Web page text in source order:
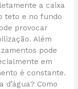
a caixa
teto e no fundo
provocar
Além
pode
em
é constante.
Como